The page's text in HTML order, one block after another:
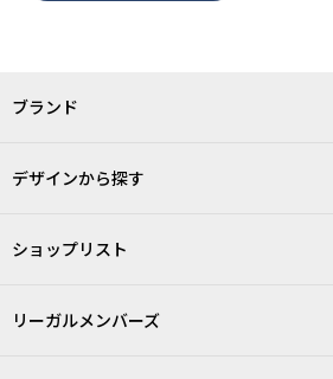
ブランド
デザインから探す
ショップリスト
リーガルメンバーズ